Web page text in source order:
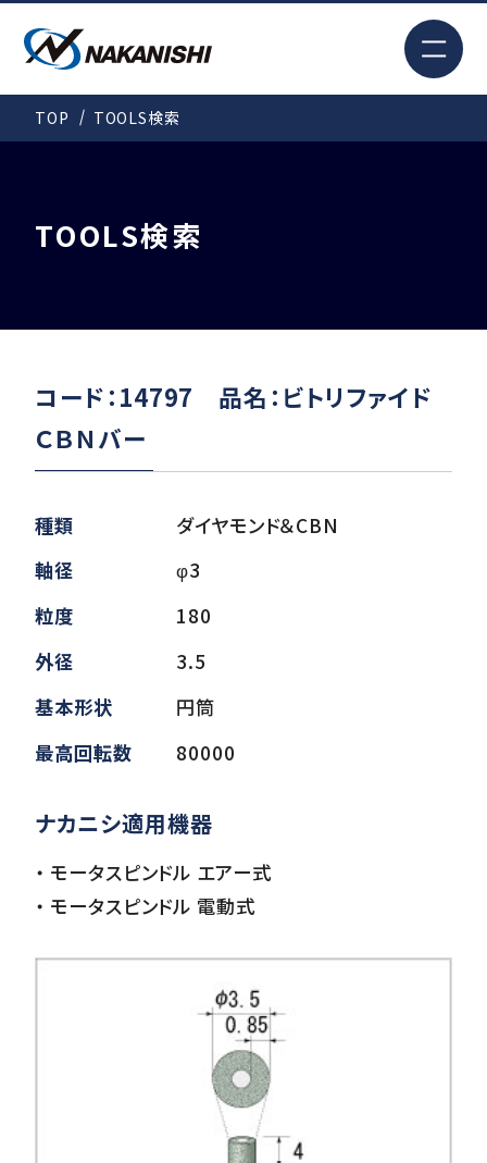
製品情報
事例紹介
ダウンロード
お客様サポート
会社情報
TOP TOOLS検索
TOOLS検索
コード：14797 品名：ビトリファイド
ＣＢＮバー
種類
ダイヤモンド＆CBN
軸径
φ3
粒度
180
外径
3.5
基本形状
円筒
最高回転数
80000
ナカニシ適用機器
・ モータスピンドル エアー式
・ モータスピンドル 電動式